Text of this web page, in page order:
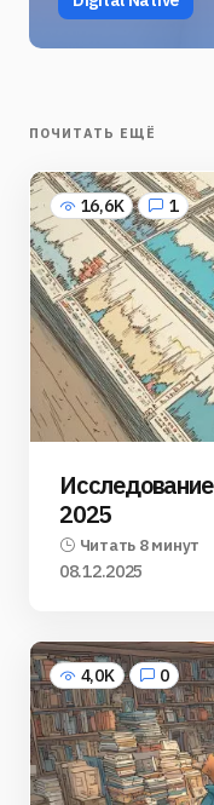
ПОЧИТАТЬ ЕЩЁ
16,6K 1
2025
Читать 8 минут
08.12.2025
4,0K 0